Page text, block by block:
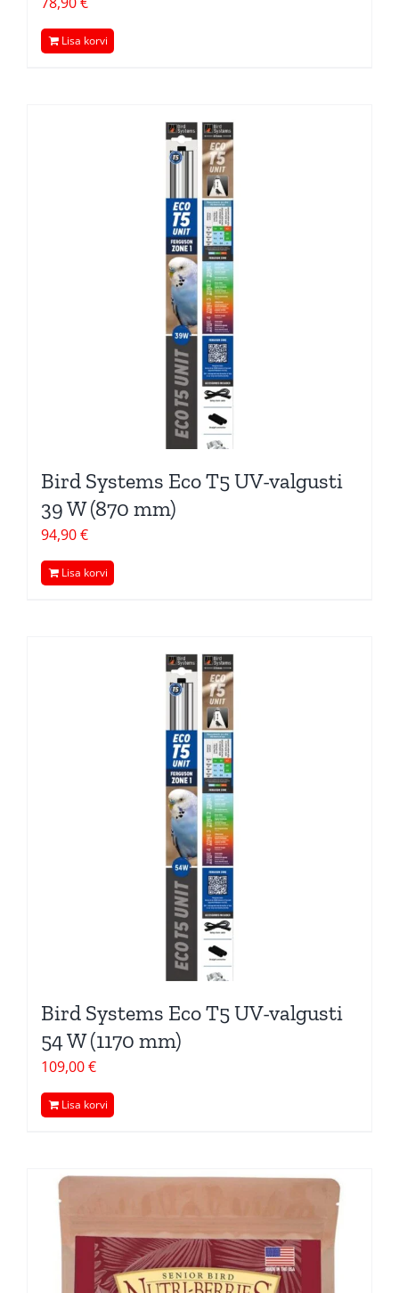
Lisa korvi
Bird Systems Eco T5 UV-valgusti
39 W (870 mm)
94,90€
Lisa korvi
Bird Systems Eco T5 UV-valgusti
54 W (1170 mm)
109,00€
Lisa korvi